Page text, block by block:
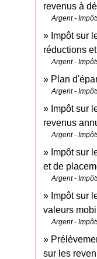
revenus à
Argent -
Impôt sur
réductions
Argent -
Plan
Argent -
Impôt sur
revenus
Argent -
Impôt sur
et de
Argent -
Impôt sur
valeurs
Argent -
sur les